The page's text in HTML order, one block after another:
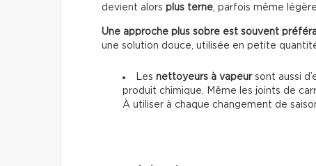
devient alors plus terne, parfois même
Une approche plus sobre est souvent
une solution douce, utilisée en petite
Les nettoyeurs à vapeursont aussi
produit chimique. Même les joints de
À utiliser à chaque changement de